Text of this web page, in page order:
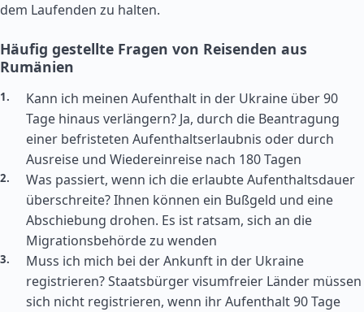
dem Laufenden zu halten.
Häufig gestellte Fragen von Reisenden aus
Rumänien
Kann ich meinen Aufenthalt in der Ukraine über 90
Tage hinaus verlängern? Ja, durch die Beantragung
einer befristeten Aufenthaltserlaubnis oder durch
Ausreise und Wiedereinreise nach 180 Tagen
Was passiert, wenn ich die erlaubte Aufenthaltsdauer
überschreite? Ihnen können ein Bußgeld und eine
Abschiebung drohen. Es ist ratsam, sich an die
Migrationsbehörde zu wenden
Muss ich mich bei der Ankunft in der Ukraine
registrieren? Staatsbürger visumfreier Länder müssen
sich nicht registrieren, wenn ihr Aufenthalt 90 Tage